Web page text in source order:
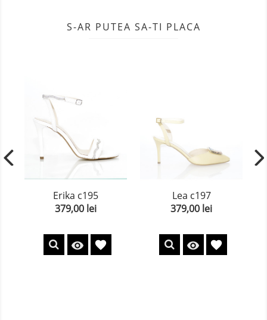
S-AR PUTEA SA-TI PLACA
Erika c195
Pret
379,00 lei
 favorite
Lea c197
Pret
379,00 lei
 favorite